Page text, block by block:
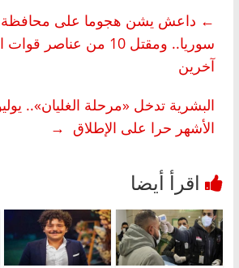
← داعش يشن هجوما على محافظة
آخرين
الأشهر حرا على الإطلاق →